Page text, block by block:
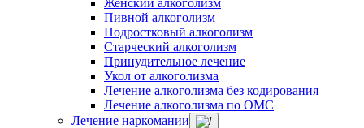
Женский алкоголизм
Пивной алкоголизм
Подростковый алкоголизм
Старческий алкоголизм
Принудительное лечение
Укол от алкоголизма
Лечение алкоголизма без кодирования
Лечение алкоголизма по ОМС
Лечение наркомании